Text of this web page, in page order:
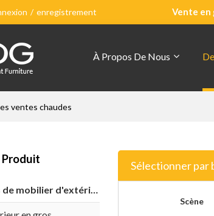
/ enregistrement Vente en
À Propos De Nous
ventes chaudes
mobilier d'extérieur
Sélectionner par
Scène